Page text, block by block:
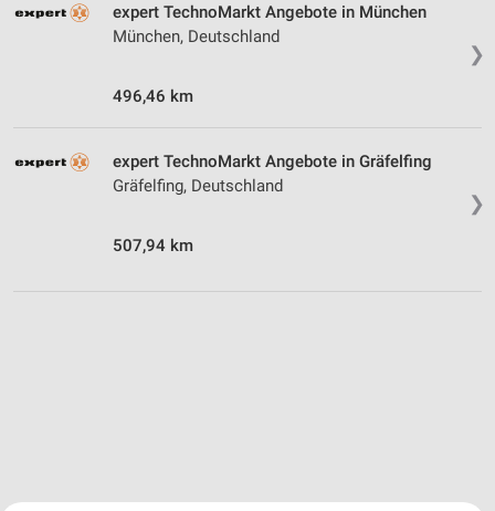
❯
expert TechnoMarkt Angebote in München
München, Deutschland
496,46 km
❯
expert TechnoMarkt Angebote in Gräfelfing
Gräfelfing, Deutschland
507,94 km